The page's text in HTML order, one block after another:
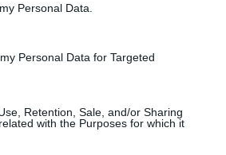
Personal Data.
Personal Data for Targeted
Retention, Sale, and/or Sharing
with the Purposes for which it